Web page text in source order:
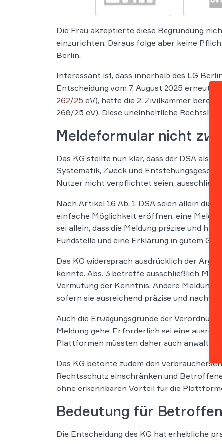
Die Frau akzeptierte diese Begründung
einzurichten. Daraus folge aber keine
Berlin.
Interessant ist, dass innerhalb des LG
Entscheidung vom 7. August 2025 erneut
262/25 eV), hatte die 2. Zivilkammer
268/25 eV). Diese uneinheitliche
Meldeformular nicht
Das KG stellte nun klar, dass der DSA als
Systematik, Zweck und
Nutzer nicht verpflichtet seien,
Nach Artikel 16 Ab. 1 DSA seien allein
einfache Möglichkeit eröffnen, eine
sei allein, dass die Meldung präzise und
Fundstelle und eine Erklärung in gutem
Das KG widersprach ausdrücklich der
könnte. Abs. 3 betreffe ausschließlich
Vermutung der Kenntnis. Andere
sofern sie ausreichend präzise und
Auch die Erwägungsgründe der
Meldung gehe. Erforderlich sei eine
Plattformen müssten daher auch
Das KG betonte zudem den
Rechtsschutz einschränken und
ohne erkennbaren Vorteil für die
Bedeutung für
Die Entscheidung des KG hat erhebliche